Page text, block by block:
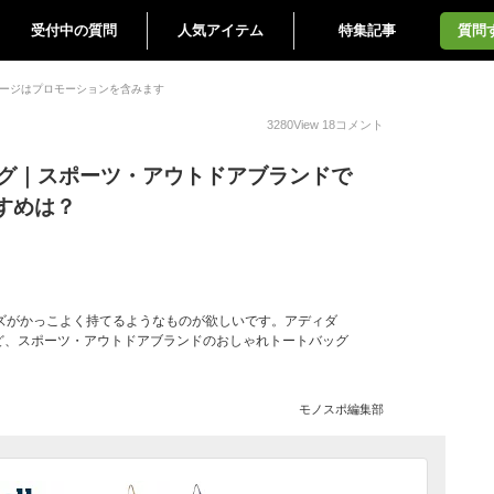
受付中の質問 人気アイテム 特集記事 質問
ジはプロモーションを含みます
3280View 18コメント
｜スポーツ・アウトドアブランドで
めは？
かっこよく持てるようなものが欲しいです。アディダ
スポーツ・アウトドアブランドのおしゃれトートバッグ
モノスポ編集部